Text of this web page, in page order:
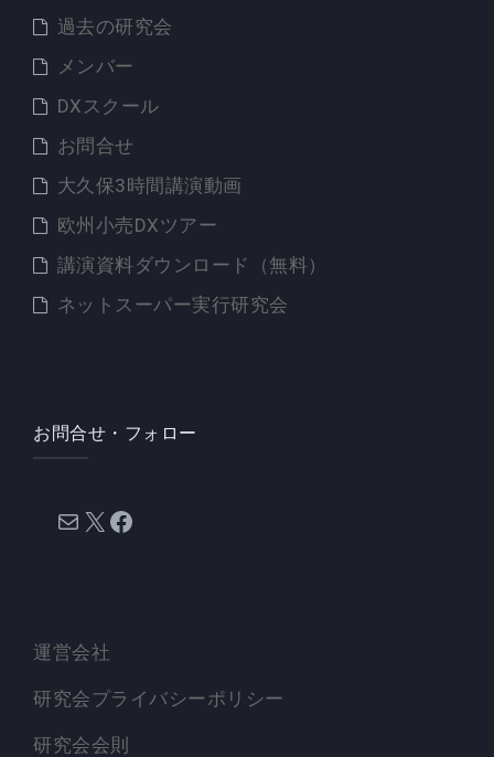
過去の研究会
メンバー
DXスクール
お問合せ
大久保3時間講演動画
欧州小売DXツアー
講演資料ダウンロード（無料）
ネットスーパー実行研究会
お問合せ・フォロー
メール X Facebook
運営会社
研究会プライバシーポリシー
研究会会則